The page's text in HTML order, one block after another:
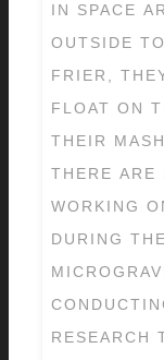
IN SPACE
OUTSIDE
FRIER,
FLOAT ON
THEIR
THERE ARE
WORKING
DURING
RESEARCH